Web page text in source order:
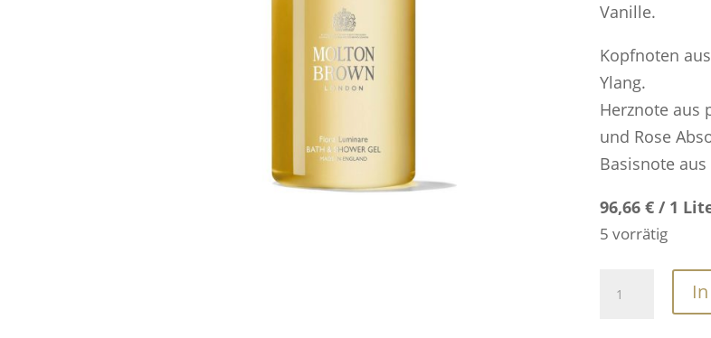
Vanille.
Kopfnoten
Ylang.
Herznote aus
und Rose
Basisnote
96,66 € / 1
5 vorrätig